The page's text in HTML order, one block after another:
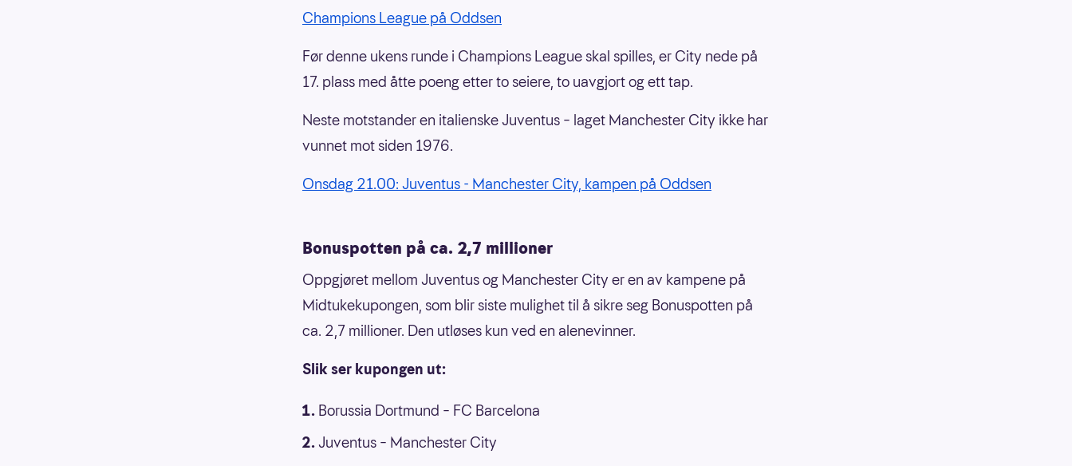
Champions League på Oddsen
Før denne ukens runde i Champions League skal spilles, er City nede på
17. plass med åtte poeng etter to seiere, to uavgjort og ett tap.
Neste motstander en italienske Juventus – laget Manchester City ikke har
vunnet mot siden 1976.
Onsdag 21.00: Juventus - Manchester City, kampen på Oddsen
Bonuspotten på ca. 2,7 millioner
Oppgjøret mellom Juventus og Manchester City er en av kampene på
Midtukekupongen, som blir siste mulighet til å sikre seg Bonuspotten på
ca. 2,7 millioner. Den utløses kun ved en alenevinner.
Slik ser kupongen ut:
Borussia Dortmund – FC Barcelona
Juventus – Manchester City